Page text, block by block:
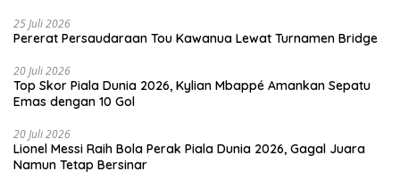
25 Juli 2026
Pererat Persaudaraan Tou Kawanua Lewat Turnamen Bridge
20 Juli 2026
Top Skor Piala Dunia 2026, Kylian Mbappé Amankan Sepatu
Emas dengan 10 Gol
20 Juli 2026
Lionel Messi Raih Bola Perak Piala Dunia 2026, Gagal Juara
Namun Tetap Bersinar